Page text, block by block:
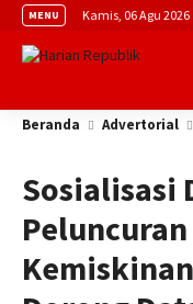
MENU Kamis, 06 Agu 2026
Beranda Advertorial
Sosialisasi